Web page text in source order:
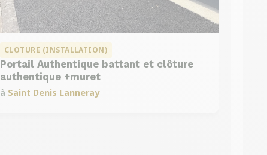
CLOTURE (INSTALLATION)
Portail Authentique battant et clôture
authentique +muret
à Saint Denis Lanneray